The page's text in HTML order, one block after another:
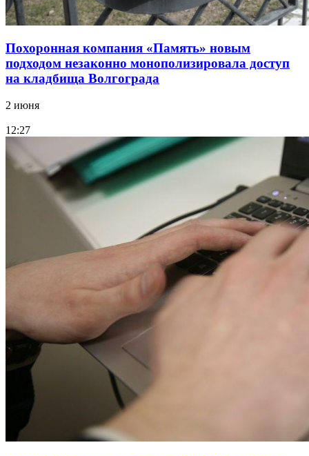
Похоронная компания «Память» новым
подходом незаконно монополизировала доступ
на кладбища Волгограда
2 июня
12:27